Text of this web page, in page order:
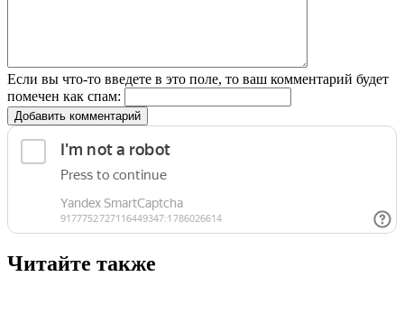
Если вы что-то введете в это поле, то ваш комментарий будет
помечен как спам:
Добавить комментарий
Читайте также